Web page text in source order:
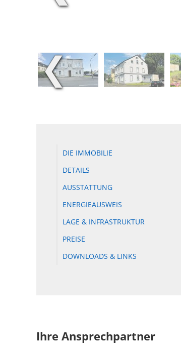
❮
DIE IMMOBILIE
DETAILS
AUSSTATTUNG
ENERGIEAUSWEIS
LAGE & INFRASTRUKTUR
PREISE
DOWNLOADS & LINKS
Ihre Ansprechpartner